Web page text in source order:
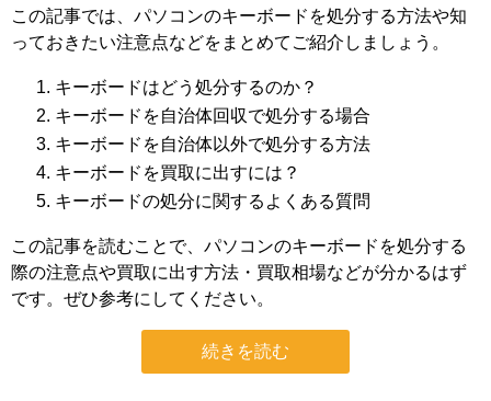
この記事では、パソコンのキーボードを処分する方法や知
っておきたい注意点などをまとめてご紹介しましょう。
キーボードはどう処分するのか？
キーボードを自治体回収で処分する場合
キーボードを自治体以外で処分する方法
キーボードを買取に出すには？
キーボードの処分に関するよくある質問
この記事を読むことで、パソコンのキーボードを処分する
際の注意点や買取に出す方法・買取相場などが分かるはず
です。ぜひ参考にしてください。
続きを読む